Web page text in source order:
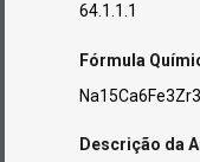
64.1.1.1
Fórmula
Descrição da